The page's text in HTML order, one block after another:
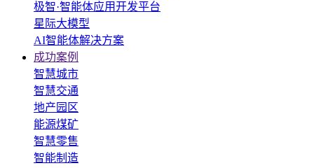
极智·智能体应用开发平台
星际大模型
AI智能体解决方案
成功案例
智慧城市
智慧交通
地产园区
能源煤矿
智慧零售
智能制造